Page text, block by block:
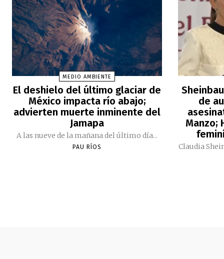
MEDIO AMBIENTE
El deshielo del último glaciar de
México impacta río abajo;
advierten muerte inminente del
Jamapa
A las nueve de la mañana del último día...
PAU RÍOS
de
Manzo;
Claudia